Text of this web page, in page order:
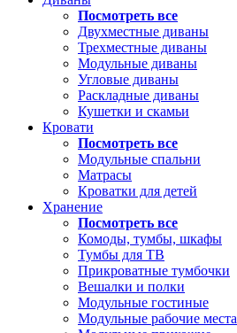
Посмотреть все
Двухместные диваны
Трехместные диваны
Модульные диваны
Угловые диваны
Раскладные диваны
Кушетки и скамьи
Кровати
Посмотреть все
Модульные спальни
Матрасы
Кроватки для детей
Хранение
Посмотреть все
Комоды, тумбы, шкафы
Тумбы для ТВ
Прикроватные тумбочки
Вешалки и полки
Модульные гостиные
Модульные рабочие места